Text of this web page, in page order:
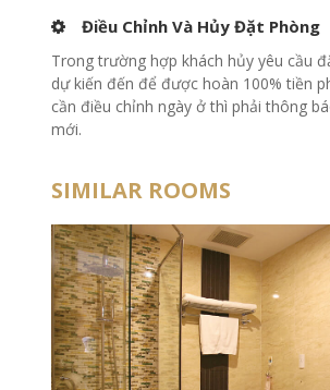
Điều Chỉnh Và Hủy Đặt Phòng
Trong trường hợp khách hủy yêu cầu
dự kiến đến để được hoàn 100% tiền
cần điều chỉnh ngày ở thì phải thông
mới.
SIMILAR ROOMS